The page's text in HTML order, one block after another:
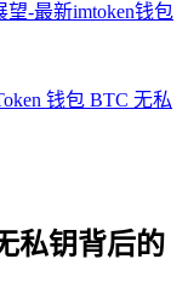
-最新imtoken钱包
钱包 BTC 无私
私钥背后的